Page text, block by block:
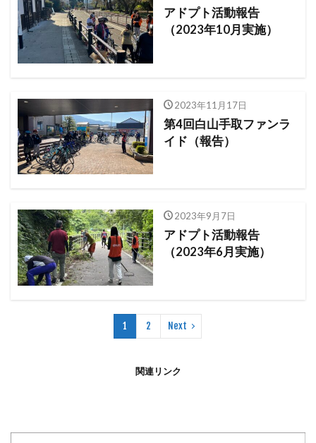
アドプト活動報告
（2023年10月実施）
2023年11月17日
第4回白山手取ファンラ
イド（報告）
2023年9月7日
アドプト活動報告
（2023年6月実施）
1 2 Next
関連リンク